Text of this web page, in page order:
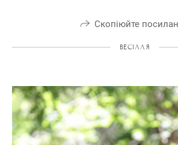
Скопіюйте
ВЕСІЛЛЯ